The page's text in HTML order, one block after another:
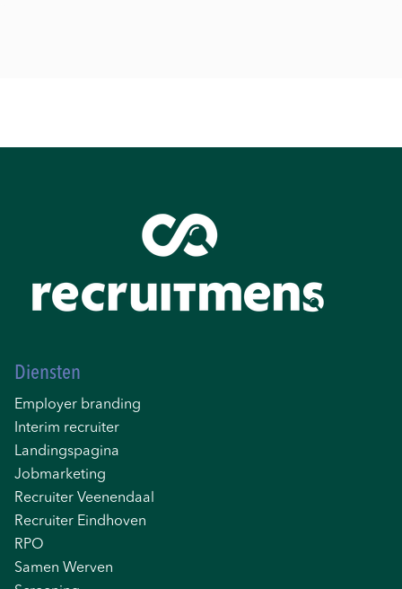
Diensten
Employer branding
Interim recruiter
Landingspagina
Jobmarketing
Recruiter Veenendaal
Recruiter Eindhoven
RPO
Samen Werven